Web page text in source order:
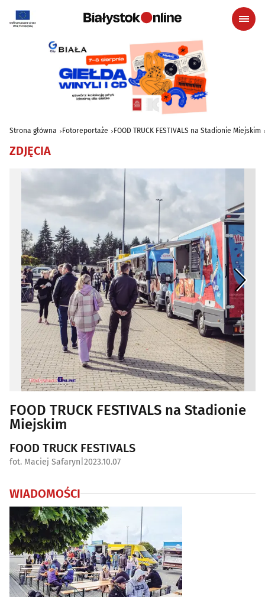
Strona główna Fotoreportaże FOOD TRUCK FESTIVALS na Stadionie Miejskim
ZDJĘCIA
FOOD TRUCK FESTIVALS na Stadionie
Miejskim
FOOD TRUCK FESTIVALS
fot. Maciej Safaryn 2023.10.07
WIADOMOŚCI